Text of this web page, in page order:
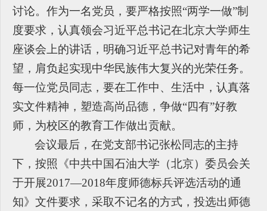
讨论。作为一名党员，要严格按照“两学一做”制
度要求，认真领会习近平总书记在北京大学师生
座谈会上的讲话，明确习近平总书记对青年的希
望，肩负起实现中华民族伟大复兴的光荣任务。
每一位党员同志，要在工作中、生活中，认真落
实文件精神，塑造高尚品德，争做“四有”好教
师，为校区的教育工作做出贡献。
会议最后，在党支部书记张松同志的主持
下，按照《中共中国石油大学（北京）委员会关
于开展2017—2018年度师德标兵评选活动的通
知》文件要求，采取不记名的方式，投选出师德